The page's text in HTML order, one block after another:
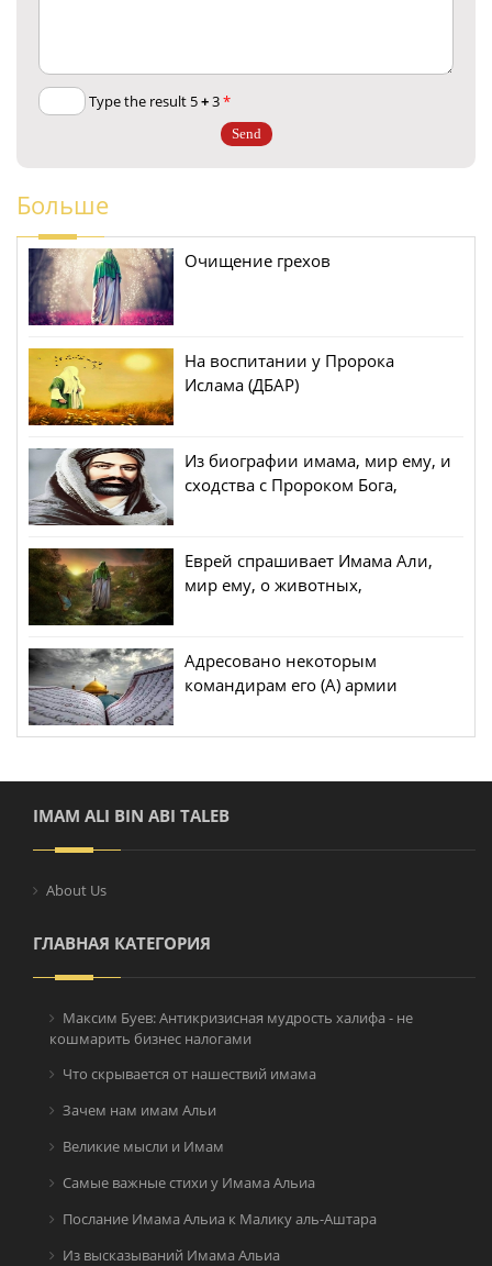
*
+3
Больше
Очищение грехов
На воспитании у Пророка
Ислама (ДБАР)
Из биографии имама, мир ему, и
сходства с Пророком Бога,
Еврей спрашивает Имама Али,
мир ему, о животных,
Адресовано некоторым
командирам его (А) армии
IMAM ALI BIN ABI TALEB
About Us
ГЛАВНАЯ КАТЕГОРИЯ
Максим Буев: Антикризисная мудрость халифа - не
кошмарить бизнес налогами
Что скрывается от нашествий имама
Зачем нам имам Альи
Великие мысли и Имам
Самые важные стихи у Имама Альиа
Послание Имама Альиа к Малику аль-Аштара
Из высказываний Имама Альиа